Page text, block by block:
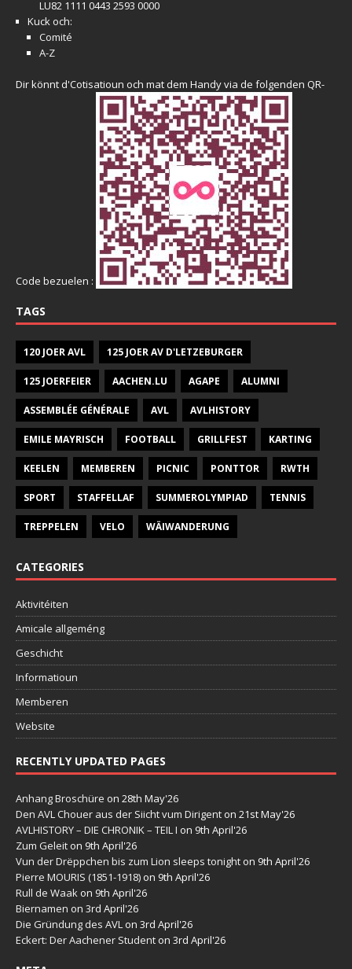
LU82 1111 0443 2593 0000
Kuck och:
Comité
A-Z
Dir könnt d'Cotisatioun och mat dem Handy via de folgenden QR-
Code bezuelen :
TAGS
120 JOER AVL 125 JOER AV D'LETZEBURGER
125 JOERFEIER AACHEN.LU AGAPE ALUMNI
ASSEMBLÉE GÉNÉRALE AVL AVLHISTORY
EMILE MAYRISCH FOOTBALL GRILLFEST KARTING
KEELEN MEMBEREN PICNIC PONTTOR RWTH
SPORT STAFFELLAF SUMMEROLYMPIAD TENNIS
TREPPELEN VELO WÄIWANDERUNG
CATEGORIES
Aktivitéiten
Amicale allgeméng
Geschicht
Informatioun
Memberen
Website
RECENTLY UPDATED PAGES
Anhang Broschüre on 28th May'26
Den AVL Chouer aus der Siicht vum Dirigent on 21st May'26
AVLHISTORY – DIE CHRONIK – TEIL I on 9th April'26
Zum Geleit on 9th April'26
Vun der Drëppchen bis zum Lion sleeps tonight on 9th April'26
Pierre MOURIS (1851-1918) on 9th April'26
Rull de Waak on 9th April'26
Biernamen on 3rd April'26
Die Gründung des AVL on 3rd April'26
Eckert: Der Aachener Student on 3rd April'26